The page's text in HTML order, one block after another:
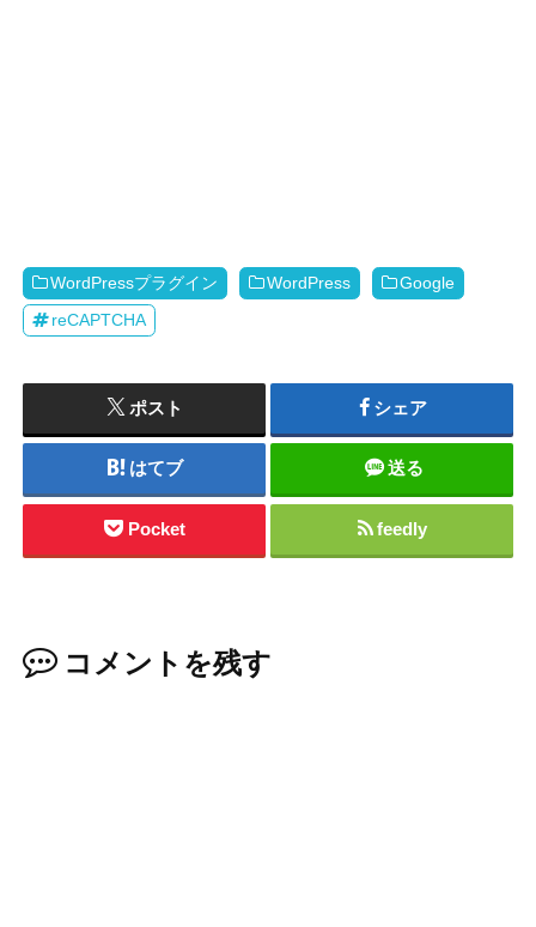
WordPressプラグイン WordPress
Google
reCAPTCHA
ポスト シェア
はてブ 送る
Pocket feedly
コメントを残す